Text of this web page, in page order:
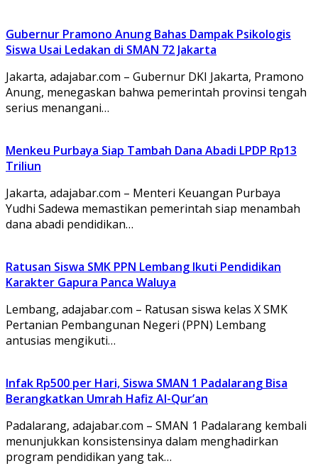
Gubernur Pramono Anung Bahas Dampak Psikologis
Siswa Usai Ledakan di SMAN 72 Jakarta
Jakarta, adajabar.com – Gubernur DKI Jakarta, Pramono
Anung, menegaskan bahwa pemerintah provinsi tengah
serius menangani…
Menkeu Purbaya Siap Tambah Dana Abadi LPDP Rp13
Triliun
Jakarta, adajabar.com – Menteri Keuangan Purbaya
Yudhi Sadewa memastikan pemerintah siap menambah
dana abadi pendidikan…
Ratusan Siswa SMK PPN Lembang Ikuti Pendidikan
Karakter Gapura Panca Waluya
Lembang, adajabar.com – Ratusan siswa kelas X SMK
Pertanian Pembangunan Negeri (PPN) Lembang
antusias mengikuti…
Infak Rp500 per Hari, Siswa SMAN 1 Padalarang Bisa
Berangkatkan Umrah Hafiz Al-Qur’an
Padalarang, adajabar.com – SMAN 1 Padalarang kembali
menunjukkan konsistensinya dalam menghadirkan
program pendidikan yang tak…